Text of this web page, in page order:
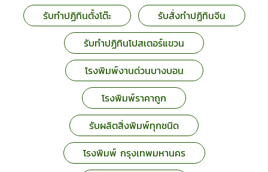
รับทำปฏิทินตั้งโต๊ะ
รับสั่งทำปฏิทินจีน
รับทำปฏิทินโปสเตอร์แขวน
โรงพิมพ์งานด่วนบางบอน
โรงพิมพ์ราคาถูก
รับผลิตสิ่งพิมพ์ทุกชนิด
โรงพิมพ์ กรุงเทพมหานคร